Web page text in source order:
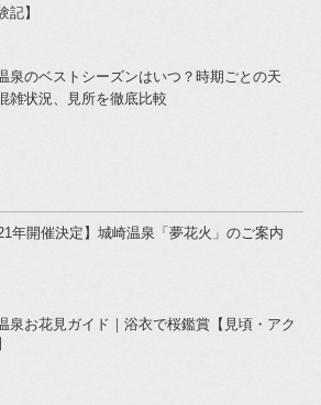
記】
泉のベストシーズンはいつ？時期ごとの天
雑状況、見所を徹底比較
年開催決定】城崎温泉「夢花火」のご案内
泉お花見ガイド｜浴衣で桜鑑賞【見頃・アク